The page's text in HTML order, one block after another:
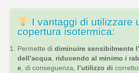
I vantaggi di utilizzare
copertura isotermica:
Permette di diminuire sensibilmente
dell’acqua riducendo al minimo i
e , di conseguenza, l’utilizzo di